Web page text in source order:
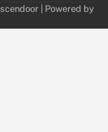
| Powered by